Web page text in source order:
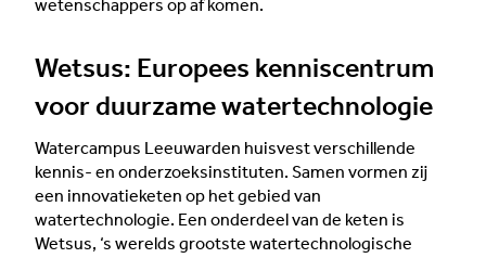
wetenschappers op af komen.
Wetsus: Europees kenniscentrum
voor duurzame watertechnologie
Watercampus Leeuwarden huisvest verschillende
kennis- en onderzoeksinstituten. Samen vormen zij
een innovatieketen op het gebied van
watertechnologie. Een onderdeel van de keten is
Wetsus, ‘s werelds grootste watertechnologische